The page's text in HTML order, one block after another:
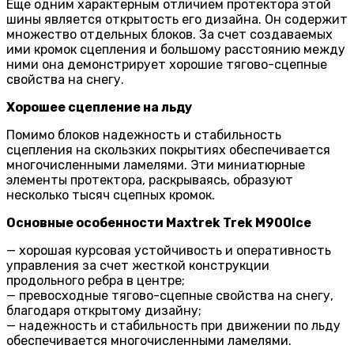
Еще одним характерным отличием протектора этой
шины является открытость его дизайна. Он содержит
множество отдельных блоков. За счет создаваемых
ими кромок сцепления и большому расстоянию между
ними она демонстрирует хорошие тягово-сцепные
свойства на снегу.
Хорошее сцепление на льду
Помимо блоков надежность и стабильность
сцепления на скользких покрытиях обеспечивается
многочисленными ламелями. Эти миниатюрные
элементы протектора, раскрываясь, образуют
несколько тысяч сцепных кромок.
Основные особенности Maxtrek Trek M900Ice
— хорошая курсовая устойчивость и оперативность
управления за счет жесткой конструкции
продольного ребра в центре;
— превосходные тягово-сцепные свойства на снегу,
благодаря открытому дизайну;
— надежность и стабильность при движении по льду
обеспечивается многочисленными ламелями.